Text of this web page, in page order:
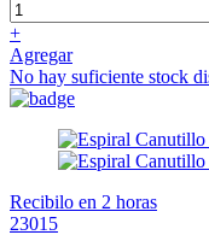
+
Agregar
No hay suficiente stock
Recibilo en 2 horas
23015